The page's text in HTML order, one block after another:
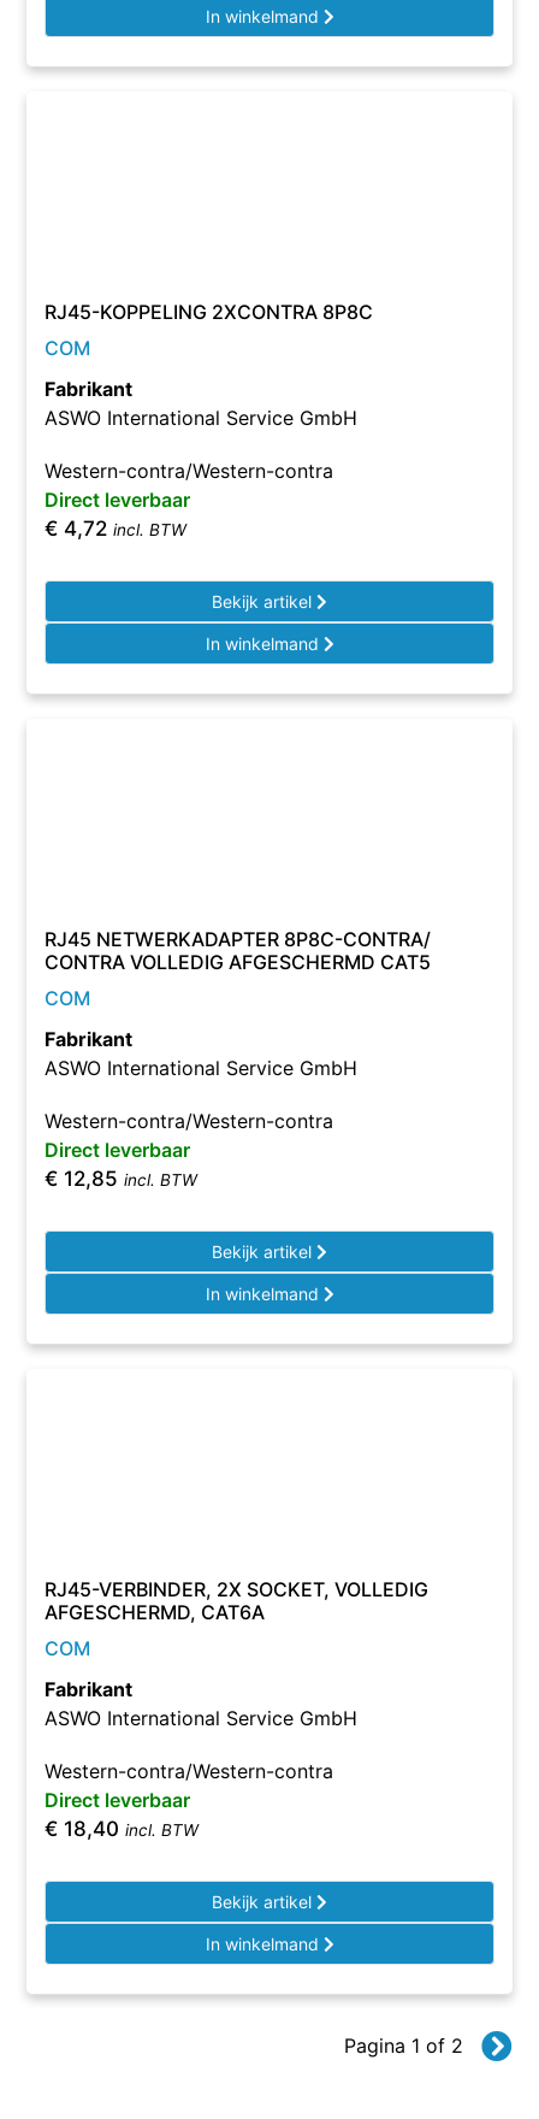
In winkelmand
RJ45-KOPPELING 2XCONTRA 8P8C
COM
Fabrikant
ASWO International Service GmbH
Western-contra/Western-contra
Direct leverbaar
€ 4,72 incl. BTW
Bekijk artikel
In winkelmand
RJ45 NETWERKADAPTER 8P8C-CONTRA/
CONTRA VOLLEDIG AFGESCHERMD CAT5
COM
Fabrikant
ASWO International Service GmbH
Western-contra/Western-contra
Direct leverbaar
€ 12,85 incl. BTW
Bekijk artikel
In winkelmand
RJ45-VERBINDER, 2X SOCKET, VOLLEDIG
AFGESCHERMD, CAT6A
COM
Fabrikant
ASWO International Service GmbH
Western-contra/Western-contra
Direct leverbaar
€ 18,40 incl. BTW
Bekijk artikel
In winkelmand
Pagina 1 of 2